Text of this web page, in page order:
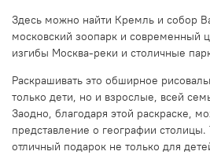
Здесь можно найти Кремль и собор
московский зоопарк и современный
изгибы Москва-реки и столичные
Раскрашивать это обширное
только дети, но и взрослые, всей
Заодно, благодаря этой раскраске,
представление о географии столицы.
отличный подарок не только для